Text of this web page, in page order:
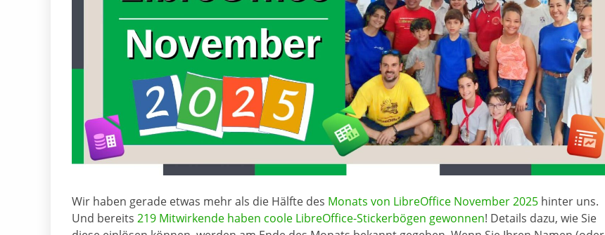
Wir haben gerade etwas mehr als die Hälfte des Monats von LibreOffice November 2025 hinter uns.
Und bereits 219 Mitwirkende haben coole LibreOffice-Stickerbögen gewonnen! Details dazu, wie Sie